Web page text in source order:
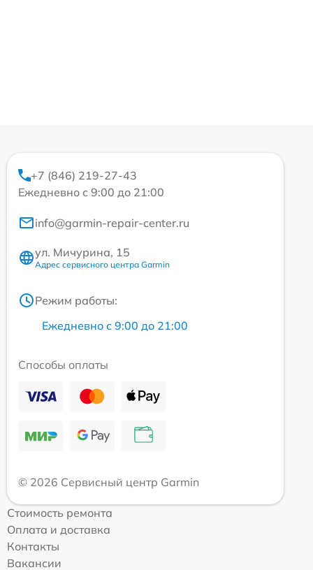
+7 (846) 219-27-43
Ежедневно с 9:00 до 21:00
info@garmin-repair-center.ru
ул. Мичурина, 15
Адрес сервисного центра Garmin
Режим работы:
Ежедневно с 9:00 до 21:00
Способы оплаты
© 2026 Сервисный центр Garmin
Стоимость ремонта
Оплата и доставка
Контакты
Вакансии